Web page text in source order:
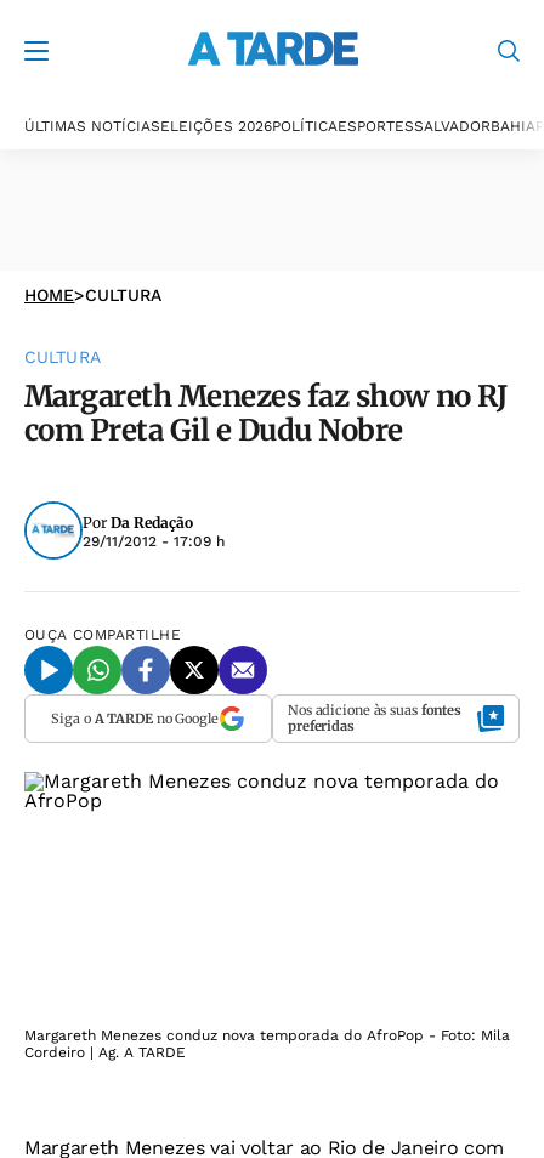
ÚLTIMAS NOTÍCIASELEIÇÕES 2026POLÍTICAESPORTESSALVADORBAHIA
HOME>CULTURA
CULTURA
Margareth Menezes faz show no RJ
com Preta Gil e Dudu Nobre
Por Da Redação
29/11/2012 - 17:09 h
OUÇA COMPARTILHE
Siga o A TARDEno Google Nos adicione às suas fontes
preferidas
Margareth Menezes conduz nova temporada do AfroPop - Foto: Mila
Cordeiro | Ag. A TARDE
Margareth Menezes vai voltar ao Rio de Janeiro com